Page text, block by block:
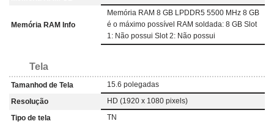
Memória RAM Info
Memória RAM 8 GB LPDDR5 5500 MHz 8 GB
é o máximo possível RAM soldada: 8 GB Slot
1: Não possui Slot 2: Não possui
Tela
Tamanhod de Tela
15.6 polegadas
Resolução
HD (1920 x 1080 pixels)
Tipo de tela
TN